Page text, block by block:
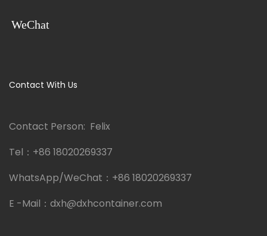
WeChat
Contact With Us
Contact Person: Felix
Tel： +86 18020269337
WhatsApp/WeChat： +86 18020269337
E -Mail： dxh@dxhcontainer.com